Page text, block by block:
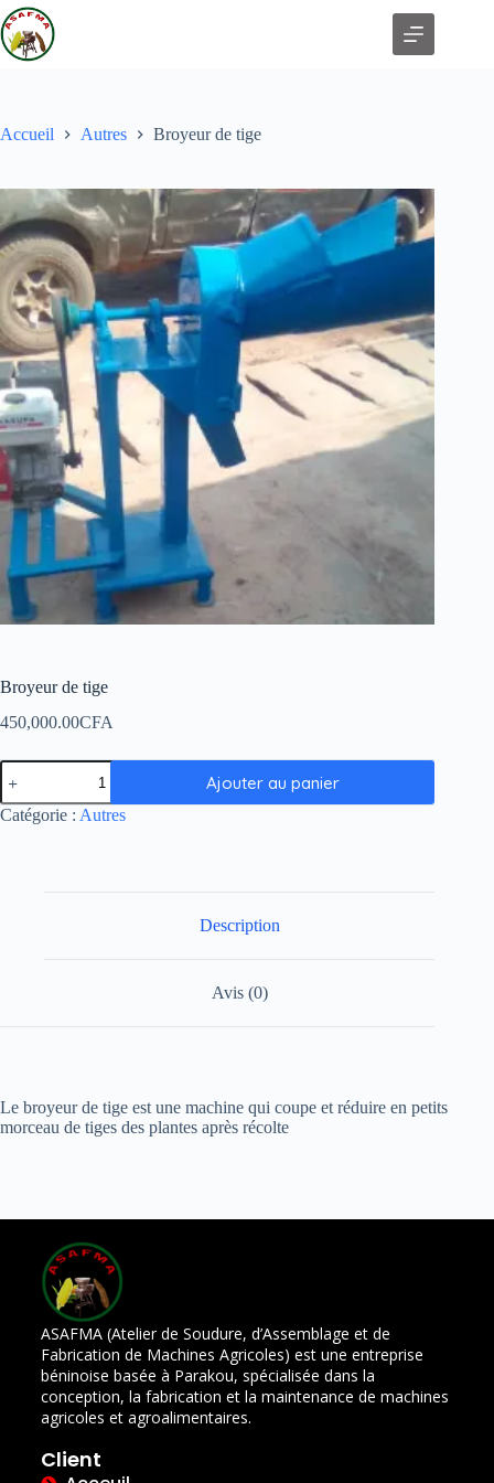
Accueil Autres Broyeur de tige
Broyeur de tige
450,000.00CFA
Ajouter au panier
Catégorie : Autres
Description
Avis (0)
Le broyeur de tige est une machine qui coupe et réduire en petits
morceau de tiges des plantes après récolte
ASAFMA (Atelier de Soudure, d’Assemblage et de
Fabrication de Machines Agricoles) est une entreprise
béninoise basée à Parakou, spécialisée dans la
conception, la fabrication et la maintenance de machines
agricoles et agroalimentaires.
Client